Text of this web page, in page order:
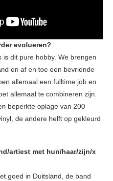
evolueren?
is dit pure hobby. We brengen
en af en toe een bevriende
allemaal een fulltime job en
allemaal te combineren zijn.
beperkte oplage van 200
de andere helft op gekleurd
artiest met hun/haar/zijn/x
goed in Duitsland, de band